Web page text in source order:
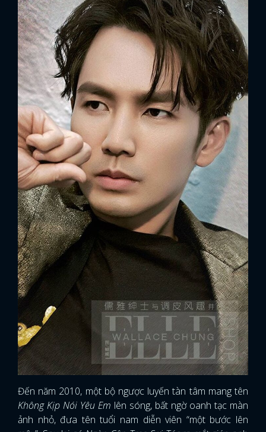
Đến năm 2010, một bộ ngược luyến tàn tâm mang tên
Không Kịp Nói Yêu Em lên sóng, bất ngờ oanh tạc màn
ảnh nhỏ, đưa tên tuổi nam diễn viên “một bước lên